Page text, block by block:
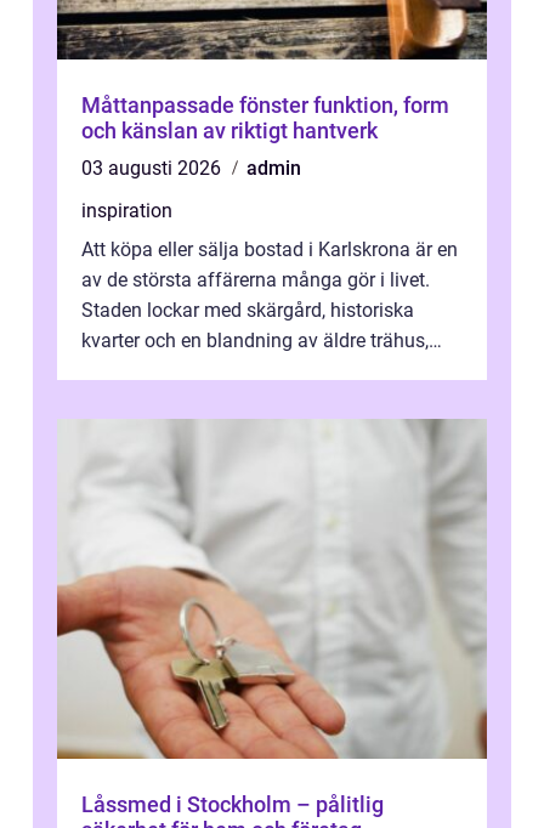
Måttanpassade fönster funktion, form
och känslan av riktigt hantverk
03 augusti 2026
admin
inspiration
Att köpa eller sälja bostad i Karlskrona är en
av de största affärerna många gör i livet.
Staden lockar med skärgård, historiska
kvarter och en blandning av äldre trähus,
Låssmed i Stockholm – pålitlig